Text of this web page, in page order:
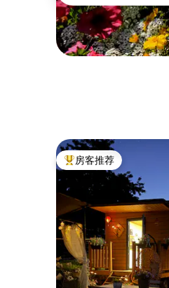
热门「房客推荐」
房客推荐